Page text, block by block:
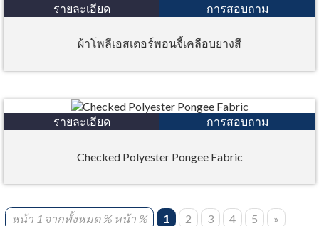
รายละเอียด การสอบถาม
ผ้าโพลีเอสเตอร์พอนจี้เคลือบยางสี
รายละเอียด การสอบถาม
Checked Polyester Pongee Fabric
หน้า 1 จากทั้งหมด % หน้า % 1 2 3 4 5 »